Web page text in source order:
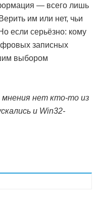
— всего лишь
им или нет, чьи
если серьёзно: кому
записных
выбором
нет кто-то из
и Win32-